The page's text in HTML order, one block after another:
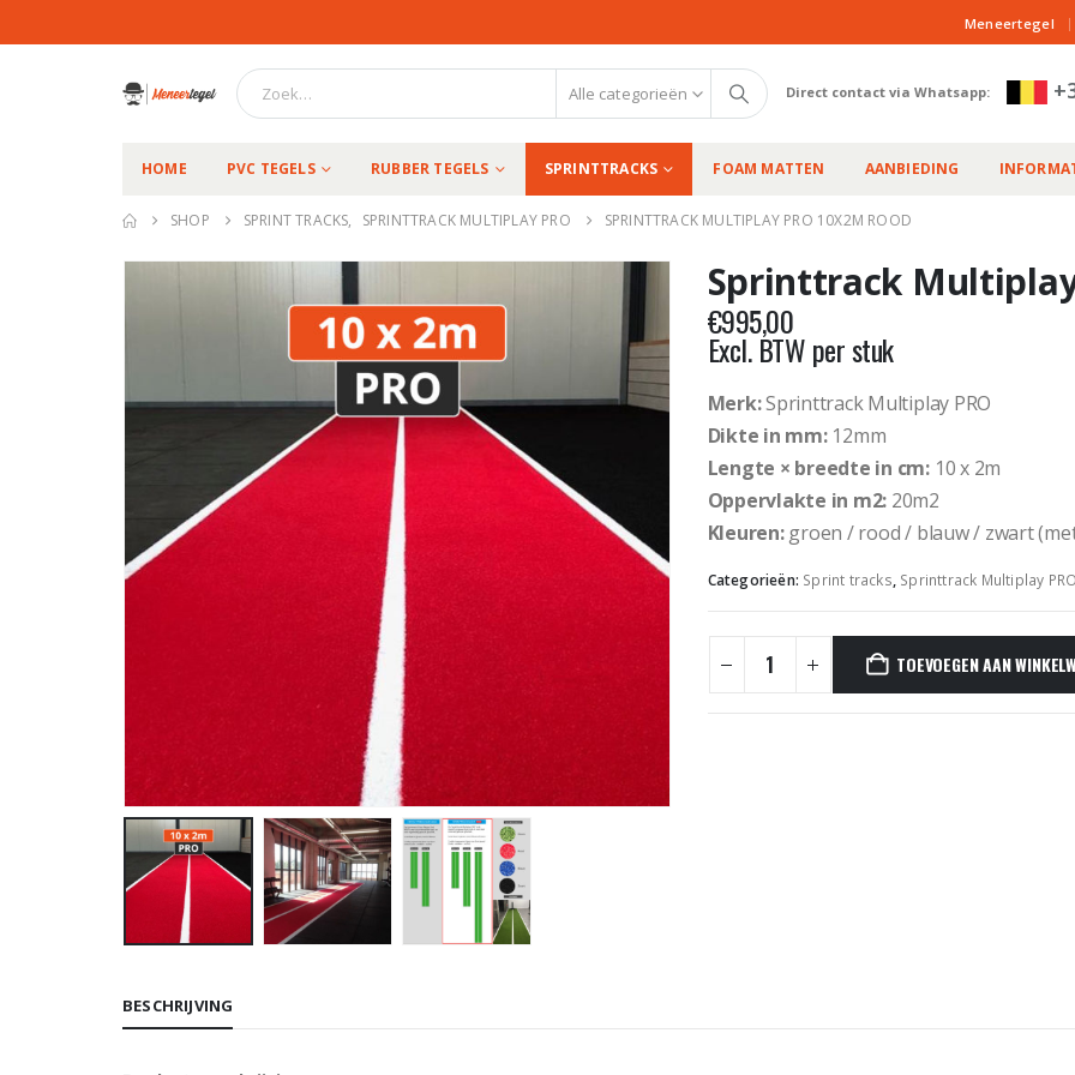
Meneertegel |
Alle categorieën Direct contact via Whatsapp:
HOME PVC TEGELS RUBBER TEGELS SPRINTTRACKS FOAM MATTEN AANBIEDING
SHOP SPRINT TRACKS, SPRINTTRACK MULTIPLAY PRO SPRINTTRACK MULTIPLAY PRO 10X2M ROOD
Sprinttrack Multiplay
€995,00
Excl. BTW per stuk
Merk:Sprinttrack Multiplay PRO
Dikte in mm:12mm
Lengte × breedte in cm:10 x 2m
Oppervlakte in m2: 20m2
Kleuren:groen / rood / blauw / zwart
Categorieën: Sprint tracks, Sprinttrack Multiplay PRO
TOEVOEGEN AAN
BESCHRIJVING